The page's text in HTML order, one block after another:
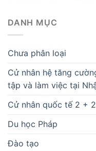
DANH MỤC
Chưa phân loại
Cử nhân hệ tăng
tập và làm việc tại
Cử nhân quốc tế 2 + 2
Du học Pháp
Đào tạo